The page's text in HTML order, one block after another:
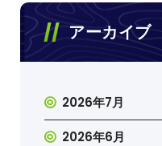
アーカイブ
2026年7月
2026年6月